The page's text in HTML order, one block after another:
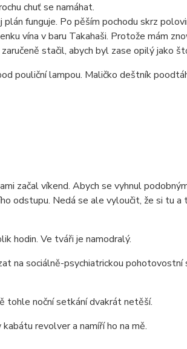
chuť se namáhat.
funguje. Po pěším pochodu skrz
vína v baru Takahaši. Protože mám
stačil, abych byl zase opilý jako
pouliční lampou. Maličko deštník
začal víkend. Abych se vyhnul
odstupu. Nedá se ale vyloučit, že si tu a
hodin. Ve tváři je namodralý.
na sociálně-psychiatrickou pohotovostní
tohle noční setkání dvakrát netěší.
revolver a namíří ho na mě.